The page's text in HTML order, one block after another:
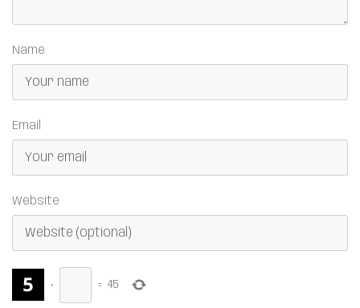
Name
Email
Website
× = 45